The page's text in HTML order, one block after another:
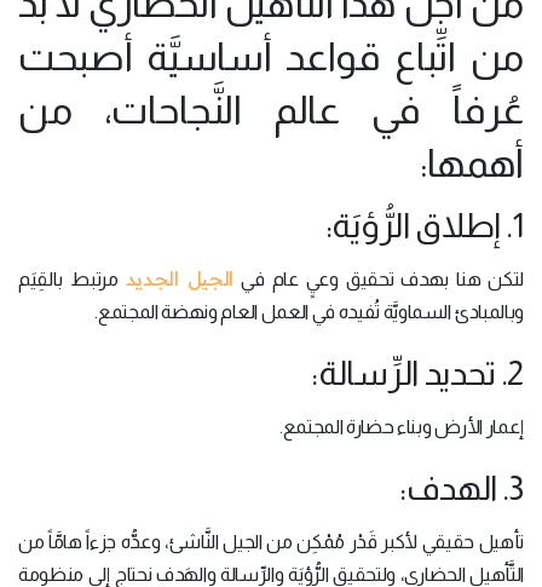
من اتِّباع قواعد أساسيَّة أصبحت
عُرفاً في عالم النَّجاحات، من
أهمها:
1. إطلاق الرُّؤيَة:
لتكن هنا بهدف تحقيق وعيٍ عام في الجيل الجديد مرتبط بالقِيَم
وبالمبادئ السماويَّة تُفيده في العمل العام ونهضة المجتمع.
2. تحديد الرِّسالة:
إعمار الأرض وبناء حضارة المجتمع.
3. الهدف:
تأهيل حقيقي لأكبر قَدْر مُمْكِن من الجيل النَّاشئ، وعدُّه جزءاً هامَّاً من
التَّأهيل الحضاري، ولتحقيق الرُّؤيَة والرِّسالة والهَدف نحتاج إلى منظومة